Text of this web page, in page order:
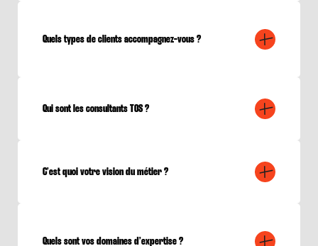
Quels types de clients accompagnez-vous ?
Qui sont les consultants TOS ?
C’est quoi votre vision du métier ?
Quels sont vos domaines d’expertise ?